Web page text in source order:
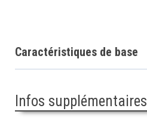
Caractéristiques de base
Infos supplémentaires